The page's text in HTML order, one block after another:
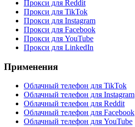
Прокси для Reddit
Прокси для TikTok
Прокси для Instagram
Прокси для Facebook
Прокси для YouTube
Прокси для LinkedIn
Применения
Облачный телефон для TikTok
Облачный телефон для Instagram
Облачный телефон для Reddit
Облачный телефон для Facebook
Облачный телефон для YouTube